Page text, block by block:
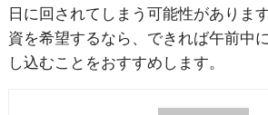
日に回されてしまう可能性がありま
資を希望するなら、できれば午前中
し込むことをおすすめします。